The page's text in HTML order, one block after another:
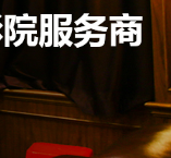
发展历程